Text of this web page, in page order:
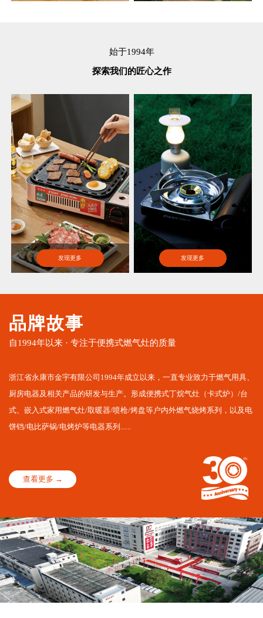
始于1994年
探索我们的匠心之作
发现更多 发现更多
品牌故事
自1994年以来 · 专注于便携式燃气灶的质量
浙江省永康市金宇有限公司1994年成立以来，一直专业致力于燃气用具、
厨房电器及相关产品的研发与生产。形成便携式丁烷气灶（卡式炉）/台
式、嵌入式家用燃气灶/取暖器/喷枪/烤盘等户内外燃气烧烤系列，以及电
饼铛/电比萨锅/电烤炉等电器系列......
查看更多 →